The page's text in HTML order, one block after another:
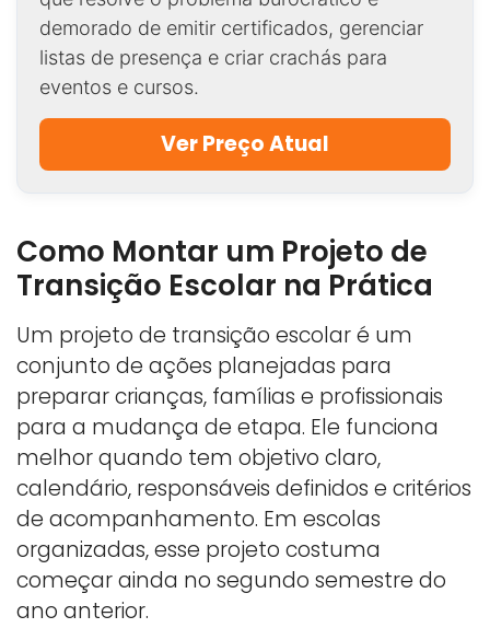
demorado de emitir certificados, gerenciar
listas de presença e criar crachás para
eventos e cursos.
Ver Preço Atual
Como Montar um Projeto de
Transição Escolar na Prática
Um projeto de transição escolar é um
conjunto de ações planejadas para
preparar crianças, famílias e profissionais
para a mudança de etapa. Ele funciona
melhor quando tem objetivo claro,
calendário, responsáveis definidos e critérios
de acompanhamento. Em escolas
organizadas, esse projeto costuma
começar ainda no segundo semestre do
ano anterior.